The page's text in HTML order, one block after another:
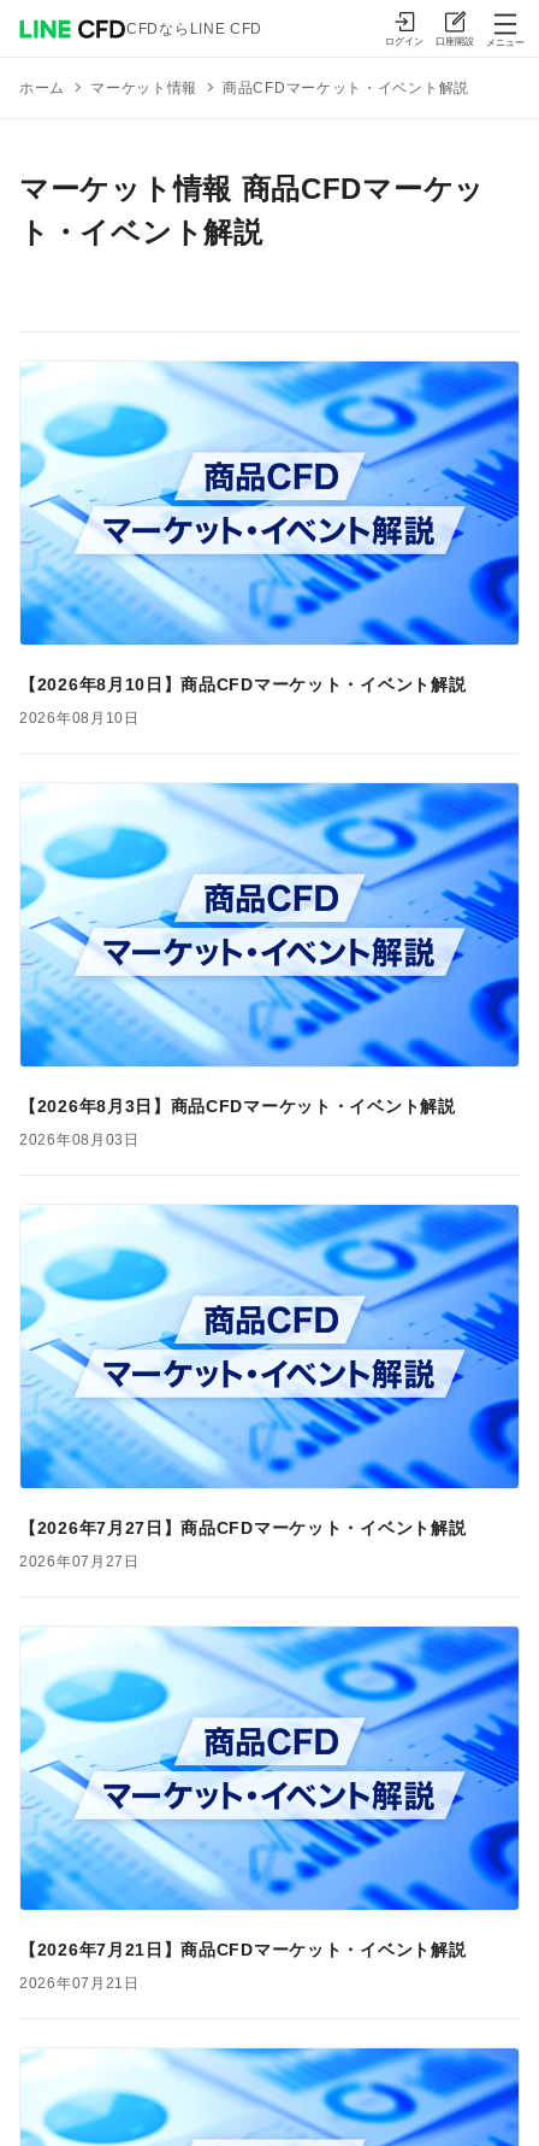
ホーム マーケット情報 商品CFDマーケット・イベント解説
マーケット情報 商品CFDマーケッ
ト・イベント解説
【2026年8月10日】商品CFDマーケット・イベント解説
2026年08月10日
【2026年8月3日】商品CFDマーケット・イベント解説
2026年08月03日
【2026年7月27日】商品CFDマーケット・イベント解説
2026年07月27日
【2026年7月21日】商品CFDマーケット・イベント解説
2026年07月21日
CFDならLINE CFD
ログイン 口座開設 メニュー